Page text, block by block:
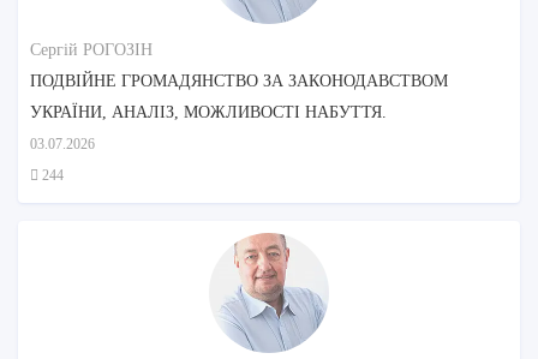
Сергій РОГОЗІН
ПОДВІЙНЕ ГРОМАДЯНСТВО ЗА ЗАКОНОДАВСТВОМ
УКРАЇНИ, АНАЛІЗ, МОЖЛИВОСТІ НАБУТТЯ.
03.07.2026
244